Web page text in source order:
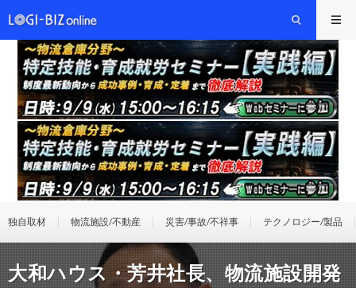
独自取材 物流施設/不動産 災害/事故/不祥事 テクノロジー/製品
大和ハウス・芳井社長、物流施設開発